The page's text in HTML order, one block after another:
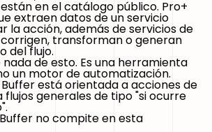
en el catálogo público. Pro+
extraen datos de un servicio
la acción, además de servicios de
corrigen, transforman o generan
del flujo.
de esto. Es una herramienta
un motor de automatización.
Buffer está orientada a acciones de
flujos generales de tipo "si ocurre
Buffer no compite en esta